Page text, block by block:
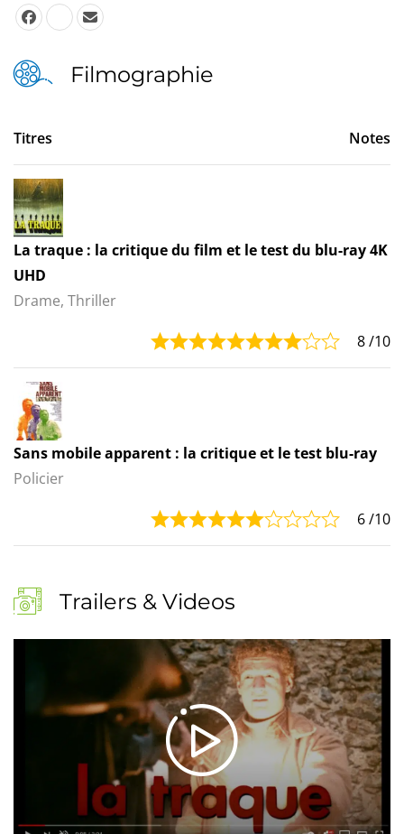
Filmographie
Titres Notes
La traque : la critique du film et le test du blu-ray 4K
UHD
Drame, Thriller
8/10
Sans mobile apparent : la critique et le test blu-ray
Policier
6/10
Trailers & Videos